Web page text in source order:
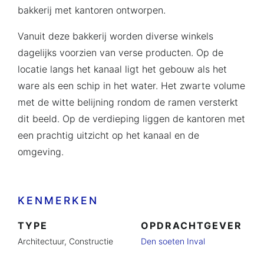
bakkerij met kantoren ontworpen.
Vanuit deze bakkerij worden diverse winkels
dagelijks voorzien van verse producten. Op de
locatie langs het kanaal ligt het gebouw als het
ware als een schip in het water. Het zwarte volume
met de witte belijning rondom de ramen versterkt
dit beeld. Op de verdieping liggen de kantoren met
een prachtig uitzicht op het kanaal en de
omgeving.
KENMERKEN
TYPE
Architectuur, Constructie
OPDRACHTGEVER
Den soeten Inval